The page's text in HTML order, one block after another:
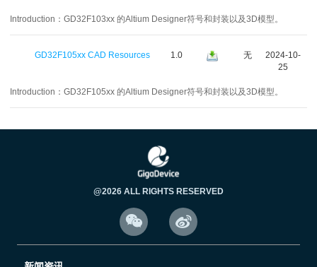
Introduction： GD32F103xx 的Altium Designer符号和封装以及3D模型。
GD32F105xx CAD Resources 1.0 无
2024-10-
25
Introduction： GD32F105xx 的Altium Designer符号和封装以及3D模型。
@2026 ALL RIGHTS RESERVED
 